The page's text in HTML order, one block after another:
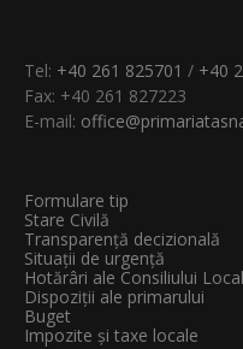
Tel: +40 261 825701 / +40
Fax: +40 261 827223
E-mail:
Formulare tip
Stare Civilă
Transparenţă decizională
Situații de urgență
Hotărâri ale Consiliului Local
Dispoziții ale primarului
Buget
Impozite și taxe locale